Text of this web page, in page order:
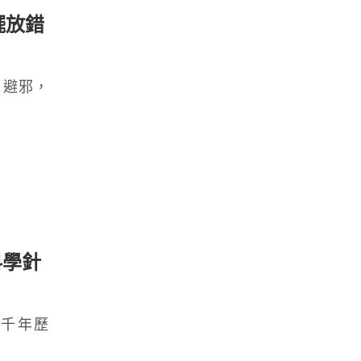
放錯
邪，
針
年歷